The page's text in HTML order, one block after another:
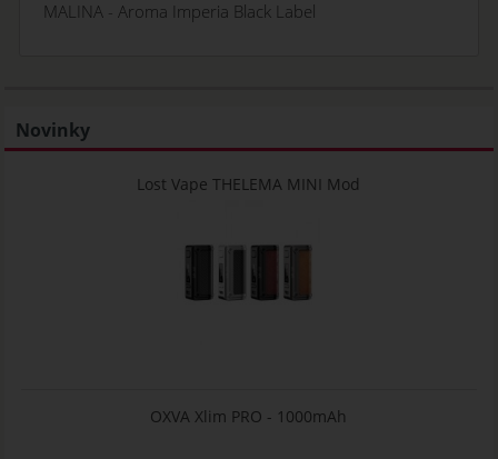
MALINA - Aroma Imperia Black Label
Novinky
Lost Vape THELEMA MINI Mod
OXVA Xlim PRO - 1000mAh